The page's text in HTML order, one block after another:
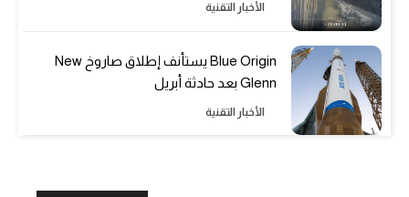
الأخبار التقنية
Blue Origin يستأنف إطلاق صاروخ New
Glenn بعد حادثة أبريل
الأخبار التقنية